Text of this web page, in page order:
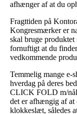
afhænger af at du
Fragttiden på
Kongresmærker er
skal bruge produktet
fornuftigt at du
vedkommende
Temmelig mange e-
hverdag på deres
CLICK FOLD m/nål
det er afhængig af at
klokkeslæt, således